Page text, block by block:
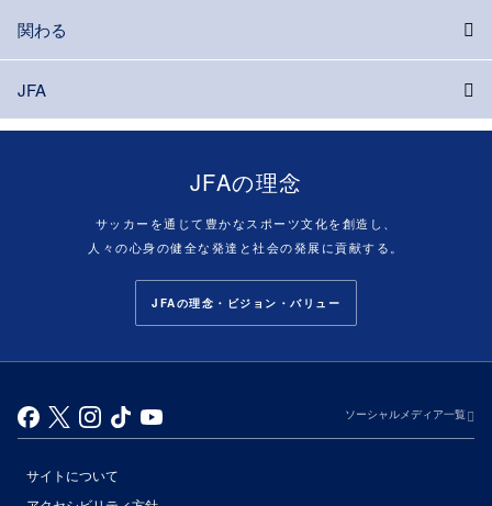
関わる
JFA
JFAの理念
サッカーを通じて豊かなスポーツ文化を創造し、
人々の心身の健全な発達と社会の発展に貢献する。
JFAの理念・ビジョン・バリュー
ソーシャルメディア一覧
サイトについて